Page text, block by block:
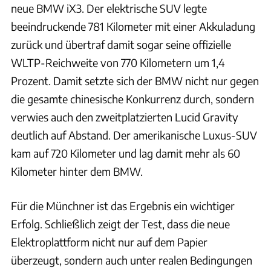
neue BMW iX3. Der elektrische SUV legte
beeindruckende 781 Kilometer mit einer Akkuladung
zurück und übertraf damit sogar seine offizielle
WLTP-Reichweite von 770 Kilometern um 1,4
Prozent. Damit setzte sich der BMW nicht nur gegen
die gesamte chinesische Konkurrenz durch, sondern
verwies auch den zweitplatzierten Lucid Gravity
deutlich auf Abstand. Der amerikanische Luxus-SUV
kam auf 720 Kilometer und lag damit mehr als 60
Kilometer hinter dem BMW.
Für die Münchner ist das Ergebnis ein wichtiger
Erfolg. Schließlich zeigt der Test, dass die neue
Elektroplattform nicht nur auf dem Papier
überzeugt, sondern auch unter realen Bedingungen